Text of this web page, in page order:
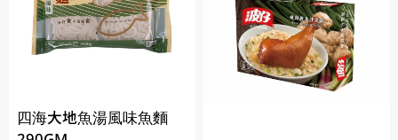
四海大地魚湯風味魚麵